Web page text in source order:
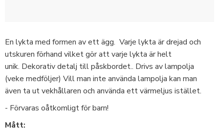
En lykta med formen av ett ägg. Varje lykta är drejad och
utskuren förhand vilket gör att varje lykta är helt
unik. Dekorativ detalj till påskbordet.. Drivs av lampolja
(veke medföljer) Vill man inte använda lampolja kan man
även ta ut vekhållaren och använda ett värmeljus istället.
- Förvaras oåtkomligt för barn!
Mått: